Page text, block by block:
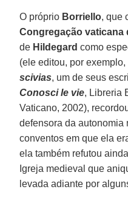
O próprio Borriello, que
Congregação vaticana
de Hildegardcomo
(ele editou, por
scivias, um de seus
Conosci le vie, Libreria
Vaticano, 2002),
defensora da
conventos em que ela
ela também refutou
Igreja medieval que
levada adiante por